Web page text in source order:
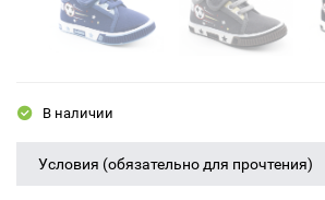
В наличии
Условия (обязательно для прочтения)